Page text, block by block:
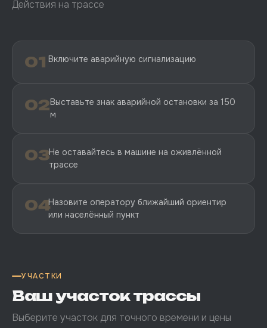
Действия на трассе
01 Включите аварийную сигнализацию
02Выставьте знак аварийной остановки за 150
м
03Не оставайтесь в машине на оживлённой
трассе
04Назовите оператору ближайший ориентир
или населённый пункт
УЧАСТКИ
Ваш участок трассы
Выберите участок для точного времени и цены